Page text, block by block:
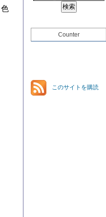
Counter
このサイトを購読